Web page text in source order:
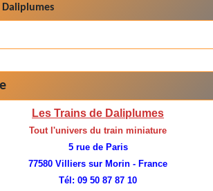
Les Trains de Daliplumes
Tout l'univers du train miniature
5 rue de Paris
77580 Villiers sur Morin - France
Tél: 09 50 87 87 10